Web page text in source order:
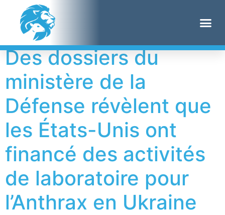
Étiquette :
Des dossiers du
ministère de la
Défense révèlent que
les États-Unis ont
financé des activités
de laboratoire pour
l’Anthrax en Ukraine